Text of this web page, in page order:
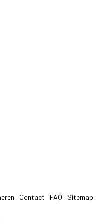
Contact FAQ Sitemap